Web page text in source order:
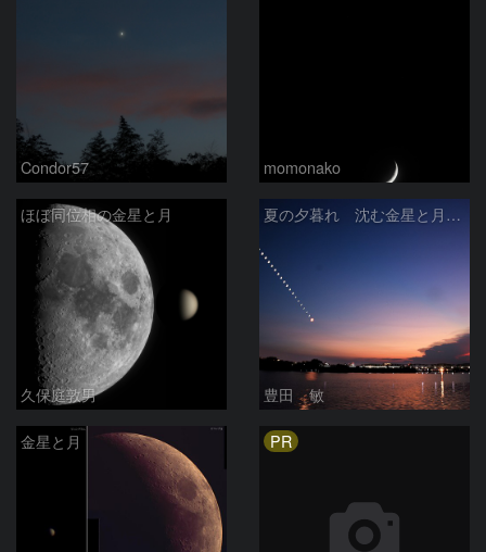
Condor57 momonako
ほぼ同位相の金星と月
久保庭敦男
夏の夕暮れ 沈む金星と月 2026/7/20
豊田 敏
金星と月 PR